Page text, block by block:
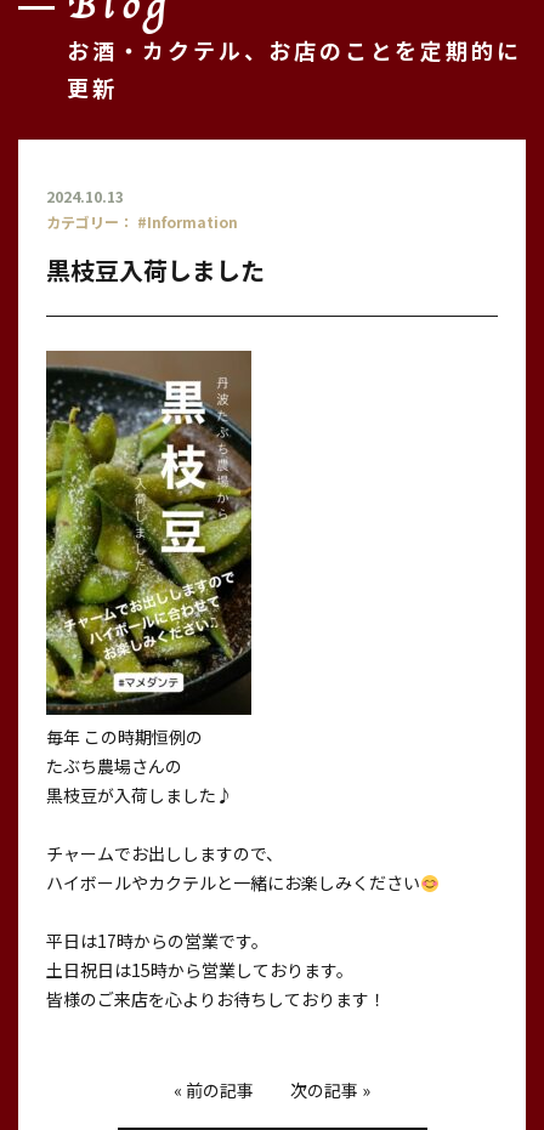
お酒・カクテル、お店のことを定期的に
更新
2024.10.13
カテゴリー： #Information
黒枝豆入荷しました
毎年 この時期恒例の
たぶち農場さんの
黒枝豆が入荷しました♪
チャームでお出ししますので、
ハイボールやカクテルと一緒にお楽しみください
平日は17時からの営業です。
土日祝日は15時から営業しております。
皆様のご来店を心よりお待ちしております！
« 前の記事 次の記事 »